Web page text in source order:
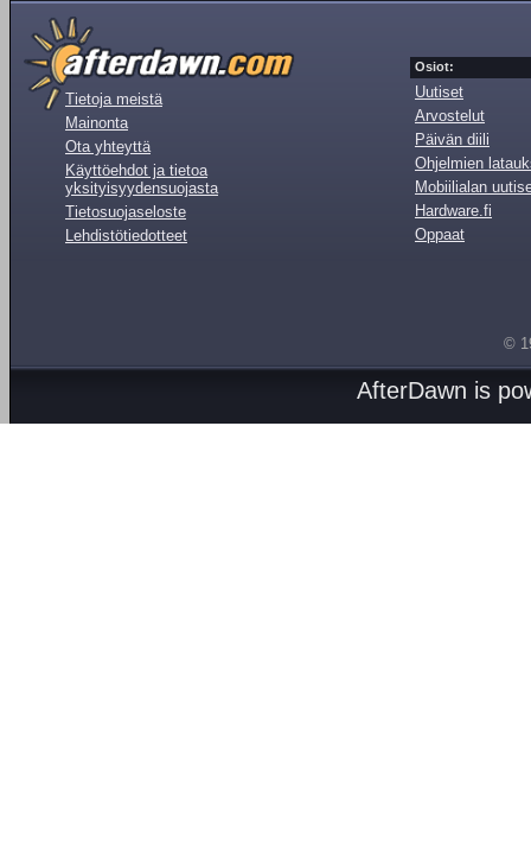
Tietoja meistä
Mainonta
Ota yhteyttä
Käyttöehdot ja tietoa
yksityisyydensuojasta
Tietosuojaseloste
Lehdistötiedotteet
Osiot:
Uutiset
Arvostelut
Päivän diili
Ohjelmien
Mobiilialan
Hardware.fi
Oppaat
©
AfterDawn is